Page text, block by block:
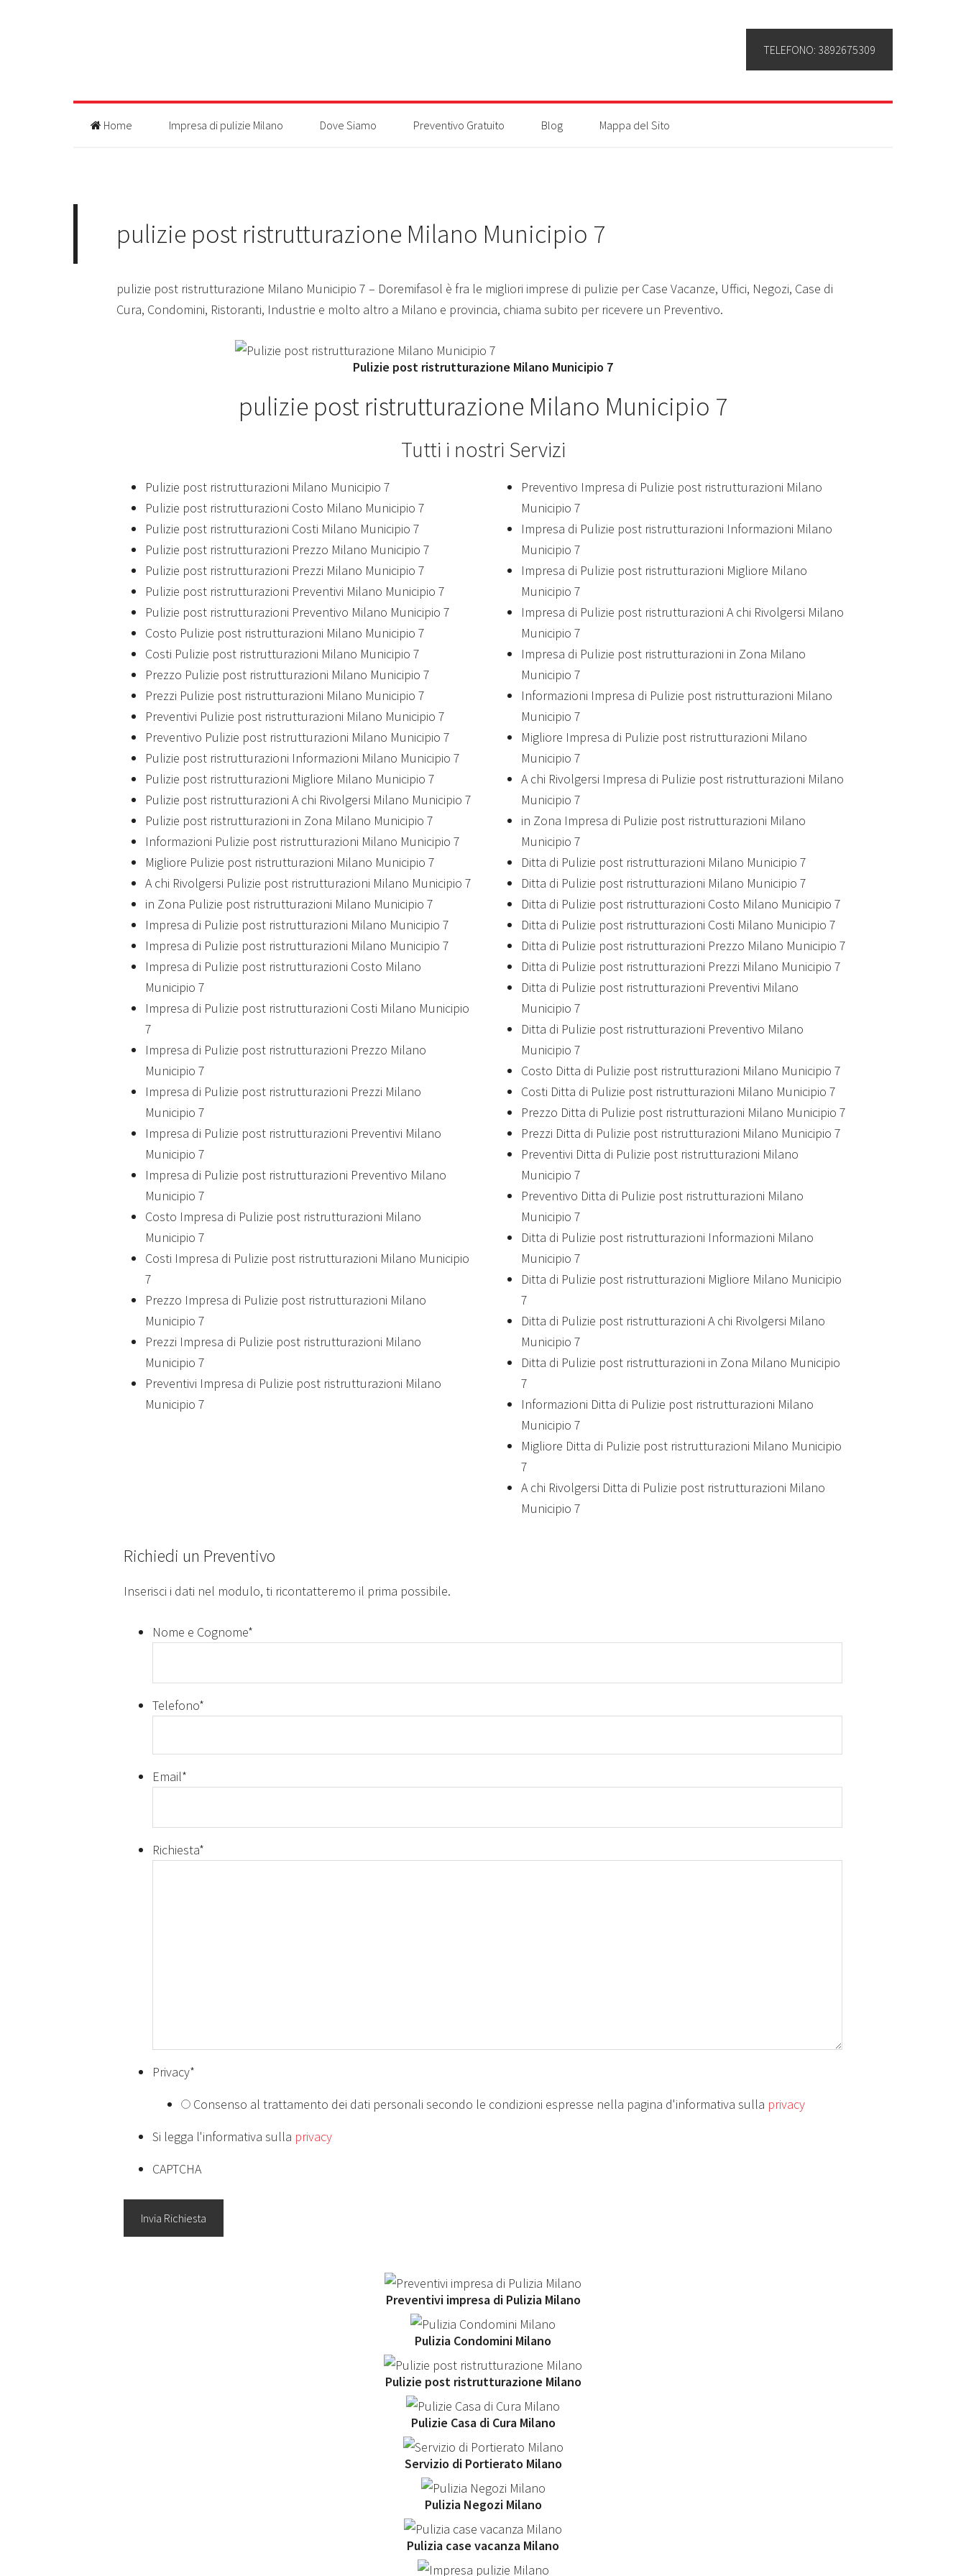
TELEFONO: 3892675309
Home Impresa di pulizie Milano Dove Siamo Preventivo Gratuito Blog Mappa del Sito
pulizie post ristrutturazione Milano Municipio 7
pulizie post ristrutturazione Milano Municipio 7 – Doremifasol è fra le migliori imprese di pulizie per Case Vacanze, Uffici, Negozi, Case di
Cura, Condomini, Ristoranti, Industrie e molto altro a Milano e provincia, chiama subito per ricevere un Preventivo.
Pulizie post ristrutturazione Milano Municipio 7
pulizie post ristrutturazione Milano Municipio 7
Tutti i nostri Servizi
Pulizie post ristrutturazioni Milano Municipio 7
Pulizie post ristrutturazioni Costo Milano Municipio 7
Pulizie post ristrutturazioni Costi Milano Municipio 7
Pulizie post ristrutturazioni Prezzo Milano Municipio 7
Pulizie post ristrutturazioni Prezzi Milano Municipio 7
Pulizie post ristrutturazioni Preventivi Milano Municipio 7
Pulizie post ristrutturazioni Preventivo Milano Municipio 7
Costo Pulizie post ristrutturazioni Milano Municipio 7
Costi Pulizie post ristrutturazioni Milano Municipio 7
Prezzo Pulizie post ristrutturazioni Milano Municipio 7
Prezzi Pulizie post ristrutturazioni Milano Municipio 7
Preventivi Pulizie post ristrutturazioni Milano Municipio 7
Preventivo Pulizie post ristrutturazioni Milano Municipio 7
Pulizie post ristrutturazioni Informazioni Milano Municipio 7
Pulizie post ristrutturazioni Migliore Milano Municipio 7
Pulizie post ristrutturazioni A chi Rivolgersi Milano Municipio 7
Pulizie post ristrutturazioni in Zona Milano Municipio 7
Informazioni Pulizie post ristrutturazioni Milano Municipio 7
Migliore Pulizie post ristrutturazioni Milano Municipio 7
A chi Rivolgersi Pulizie post ristrutturazioni Milano Municipio 7
in Zona Pulizie post ristrutturazioni Milano Municipio 7
Impresa di Pulizie post ristrutturazioni Milano Municipio 7
Impresa di Pulizie post ristrutturazioni Milano Municipio 7
Impresa di Pulizie post ristrutturazioni Costo Milano
Municipio 7
Impresa di Pulizie post ristrutturazioni Costi Milano Municipio
7
Impresa di Pulizie post ristrutturazioni Prezzo Milano
Municipio 7
Impresa di Pulizie post ristrutturazioni Prezzi Milano
Municipio 7
Impresa di Pulizie post ristrutturazioni Preventivi Milano
Municipio 7
Impresa di Pulizie post ristrutturazioni Preventivo Milano
Municipio 7
Costo Impresa di Pulizie post ristrutturazioni Milano
Municipio 7
Costi Impresa di Pulizie post ristrutturazioni Milano Municipio
7
Prezzo Impresa di Pulizie post ristrutturazioni Milano
Municipio 7
Prezzi Impresa di Pulizie post ristrutturazioni Milano
Municipio 7
Preventivi Impresa di Pulizie post ristrutturazioni Milano
Municipio 7
Preventivo Impresa di Pulizie post ristrutturazioni Milano
Municipio 7
Impresa di Pulizie post ristrutturazioni Informazioni Milano
Municipio 7
Impresa di Pulizie post ristrutturazioni Migliore Milano
Municipio 7
Impresa di Pulizie post ristrutturazioni A chi Rivolgersi Milano
Municipio 7
Impresa di Pulizie post ristrutturazioni in Zona Milano
Municipio 7
Informazioni Impresa di Pulizie post ristrutturazioni Milano
Municipio 7
Migliore Impresa di Pulizie post ristrutturazioni Milano
Municipio 7
A chi Rivolgersi Impresa di Pulizie post ristrutturazioni Milano
Municipio 7
in Zona Impresa di Pulizie post ristrutturazioni Milano
Municipio 7
Ditta di Pulizie post ristrutturazioni Milano Municipio 7
Ditta di Pulizie post ristrutturazioni Milano Municipio 7
Ditta di Pulizie post ristrutturazioni Costo Milano Municipio 7
Ditta di Pulizie post ristrutturazioni Costi Milano Municipio 7
Ditta di Pulizie post ristrutturazioni Prezzo Milano Municipio 7
Ditta di Pulizie post ristrutturazioni Prezzi Milano Municipio 7
Ditta di Pulizie post ristrutturazioni Preventivi Milano
Municipio 7
Ditta di Pulizie post ristrutturazioni Preventivo Milano
Municipio 7
Costo Ditta di Pulizie post ristrutturazioni Milano Municipio 7
Costi Ditta di Pulizie post ristrutturazioni Milano Municipio 7
Prezzo Ditta di Pulizie post ristrutturazioni Milano Municipio 7
Prezzi Ditta di Pulizie post ristrutturazioni Milano Municipio 7
Preventivi Ditta di Pulizie post ristrutturazioni Milano
Municipio 7
Preventivo Ditta di Pulizie post ristrutturazioni Milano
Municipio 7
Ditta di Pulizie post ristrutturazioni Informazioni Milano
Municipio 7
Ditta di Pulizie post ristrutturazioni Migliore Milano Municipio
7
Ditta di Pulizie post ristrutturazioni A chi Rivolgersi Milano
Municipio 7
Ditta di Pulizie post ristrutturazioni in Zona Milano Municipio
7
Informazioni Ditta di Pulizie post ristrutturazioni Milano
Municipio 7
Migliore Ditta di Pulizie post ristrutturazioni Milano Municipio
7
A chi Rivolgersi Ditta di Pulizie post ristrutturazioni Milano
Municipio 7
Richiedi un Preventivo
Inserisci i dati nel modulo, ti ricontatteremo il prima possibile.
Nome e Cognome*
Telefono*
Email*
Richiesta*
Privacy*
Consenso al trattamento dei dati personali secondo le condizioni espresse nella pagina d'informativa sulla privacy
Si legga l'informativa sulla privacy
CAPTCHA
Preventivi impresa di Pulizia Milano
Pulizia Condomini Milano
Pulizie post ristrutturazione Milano
Pulizie Casa di Cura Milano
Servizio di Portierato Milano
Pulizia Negozi Milano
Pulizia case vacanza Milano